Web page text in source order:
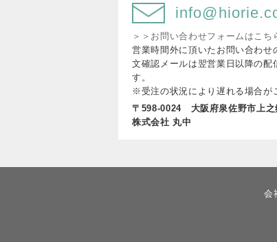
＞＞お問い合わせフォームはこち
営業時間外に頂いたお問い合わせ
文確認メールは翌営業日以降の配
す。
※受注の状況により遅れる場合が
〒598-0024 大阪府泉佐野市上之
株式会社 丸中
会